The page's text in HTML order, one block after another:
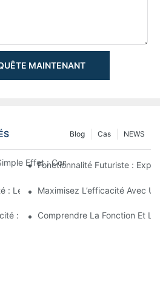
MAINTENANT
NEWS
Cas
Blog
Effet : Comprendre Ses
Fonctionnalité Futuriste :
: Le Vérin Télescopique Électrique
Maximisez L’efficacité Avec
: Les Avantages D'un Vérin
Comprendre La Fonction Et